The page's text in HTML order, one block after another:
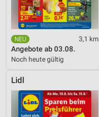
3,1 km
Angebote ab 03.08.
Noch heute gültig
Lidl